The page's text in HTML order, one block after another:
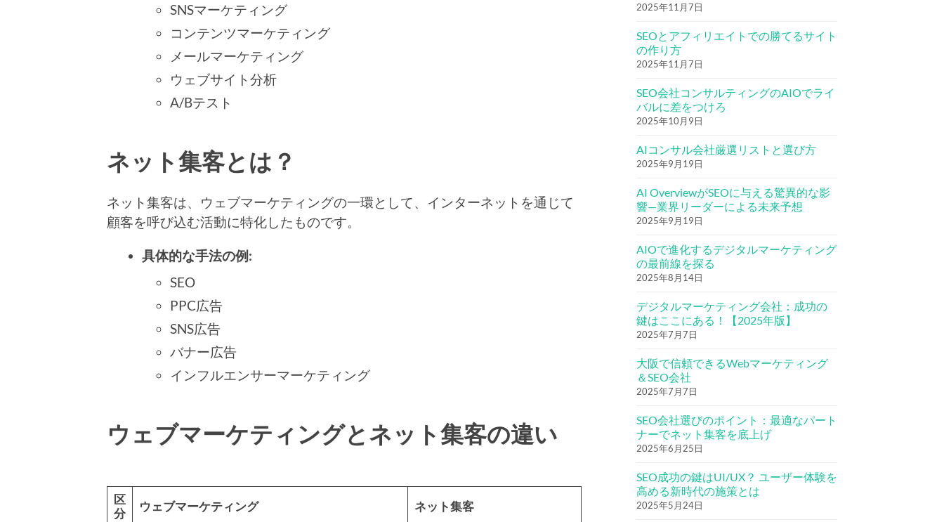
SNSマーケティング
コンテンツマーケティング
メールマーケティング
ウェブサイト分析
A/Bテスト
ネット集客とは？
ネット集客は、ウェブマーケティングの一環として、インターネットを通じて
顧客を呼び込む活動に特化したものです。
具体的な手法の例:
SEO
PPC広告
SNS広告
バナー広告
インフルエンサーマーケティング
ウェブマーケティングとネット集客の違い
区
分
ウェブマーケティング ネット集客
2025年11月7日
SEOとアフィリエイトでの勝てるサイト
の作り方
2025年11月7日
SEO会社コンサルティングのAIOでライ
バルに差をつけろ
2025年10月9日
AIコンサル会社厳選リストと選び方
2025年9月19日
AI OverviewがSEOに与える驚異的な影
響—業界リーダーによる未来予想
2025年9月19日
AIOで進化するデジタルマーケティング
の最前線を探る
2025年8月14日
デジタルマーケティング会社：成功の
鍵はここにある！【2025年版】
2025年7月7日
大阪で信頼できるWebマーケティング
＆SEO会社
2025年7月7日
SEO会社選びのポイント：最適なパート
ナーでネット集客を底上げ
2025年6月25日
SEO成功の鍵はUI/UX？ ユーザー体験を
高める新時代の施策とは
2025年5月24日